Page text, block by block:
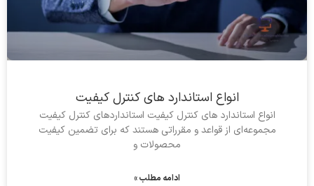
انواع استاندارد های کنترل کیفیت
انواع استاندارد های کنترل کیفیت استانداردهای کنترل کیفیت
مجموعه‌ای از قواعد و مقرراتی هستند که برای تضمین کیفیت
محصولات و
ادامه مطلب »